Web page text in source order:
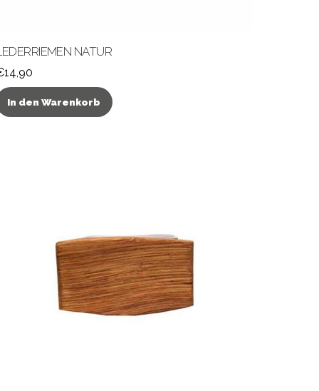
NATUR
14,90
In den Warenkorb